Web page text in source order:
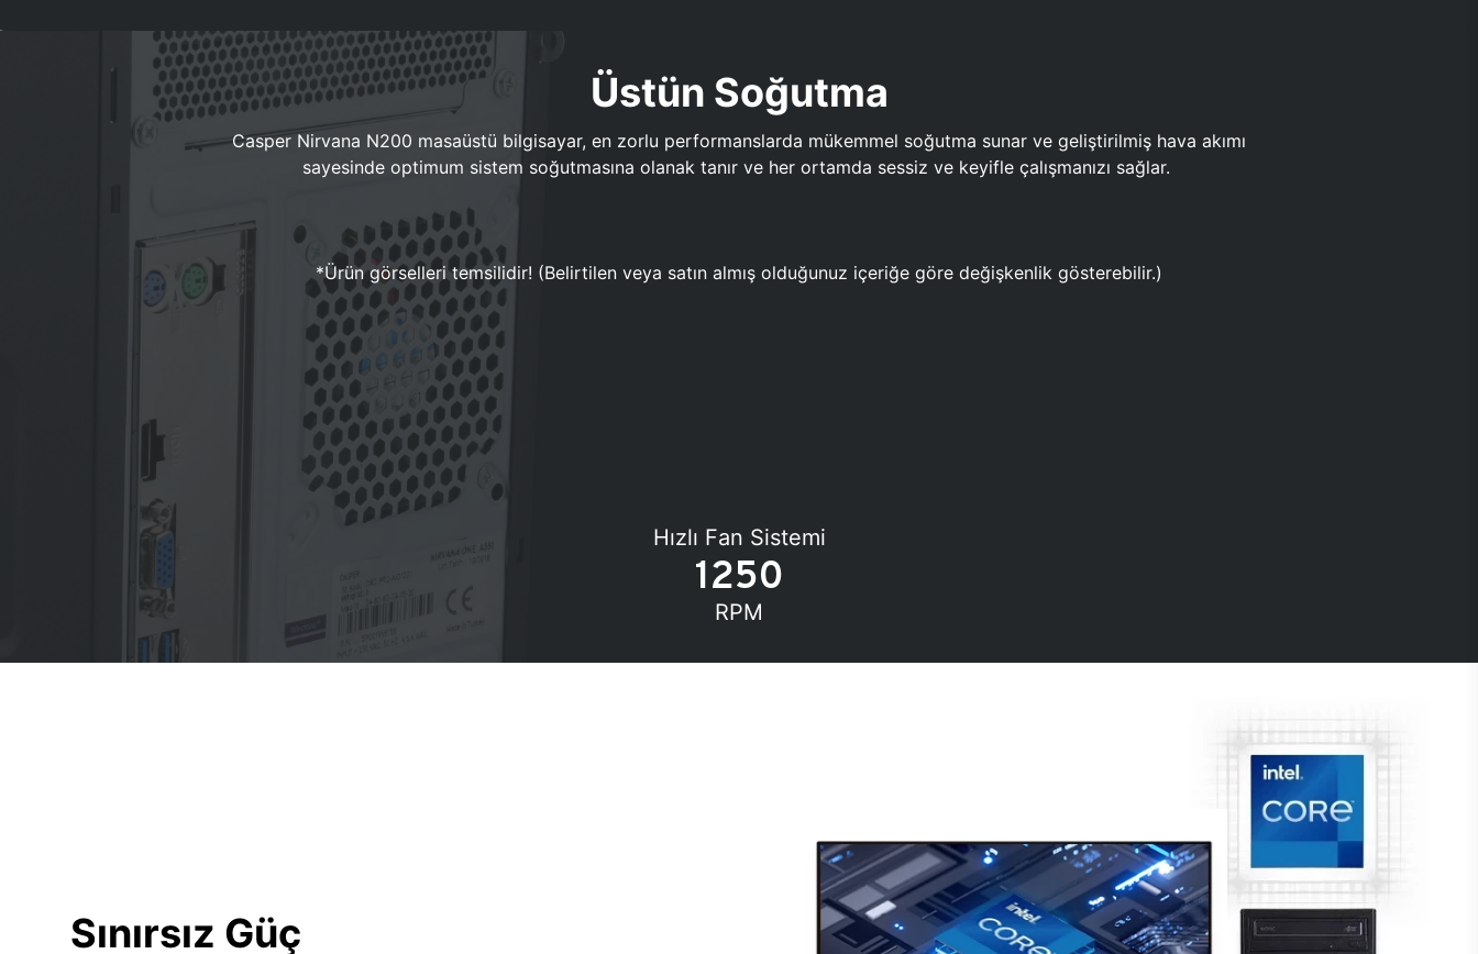
Üstün Soğutma
Casper Nirvana N200 masaüstü bilgisayar, en zorlu performanslarda mükemmel soğutma sunar ve geliştirilmiş hava akımı
sayesinde optimum sistem soğutmasına olanak tanır ve her ortamda sessiz ve keyifle çalışmanızı sağlar.
*Ürün görselleri temsilidir! (Belirtilen veya satın almış olduğunuz içeriğe göre değişkenlik gösterebilir.)
Hızlı Fan Sistemi
1250
RPM
Sınırsız Güç